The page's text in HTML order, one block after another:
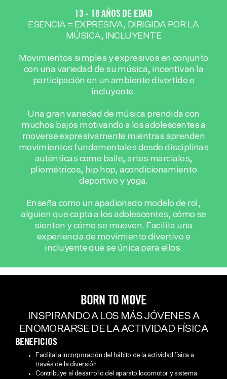
13 - 16 AÑOS DE EDAD
ESENCIA = EXPRESIVA, DIRIGIDA POR LA
MÚSICA, INCLUYENTE
Movimientos simples y expresivos en conjunto
con una variedad de su música, incentivan la
participación en un ambiente divertido e
incluyente.
Una gran variedad de música prendida con
muchos bajos motivando a los adolescentes a
moverse expresivamente mientras aprenden
movimientos fundamentales desde disciplinas
auténticas como baile, artes marciales,
pliométricos, hip hop, acondicionamiento
deportivo y yoga.
Enseña como un apadionado modelo de rol,
alguien que capta a los adolescentes, cómo se
sienten y cómo se mueven. Facilita una
experiencia de movimiento divertivo e
incluyente que se única para ellos.
BORN TO MOVE
INSPIRANDO A LOS MÁS JÓVENES A
ENOMORARSE DE LA ACTIVIDAD FÍSICA
BENEFICIOS
Facilita la incorporación del hábito de la actividad física a
través de la diversión.
Contribuye al desarrollo del aparato locomotor y sistema